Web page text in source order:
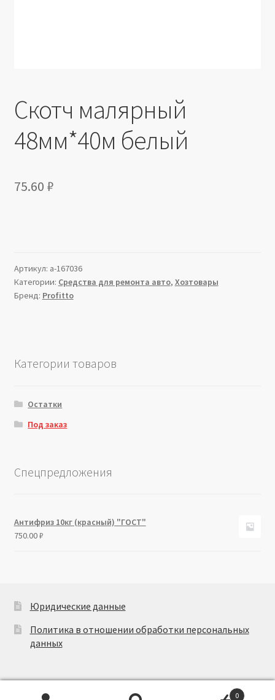
Скотч малярный
48мм*40м белый
75.60 ₽
Артикул: a-167036
Категории: Средства для ремонта авто, Хозтовары
Бренд: Profitto
Категории товаров
Остатки
Под заказ
Спецпредложения
Антифриз 10кг (красный) "ГОСТ"
750.00₽
Юридические данные
Политика в отношении обработки персональных
данных
0